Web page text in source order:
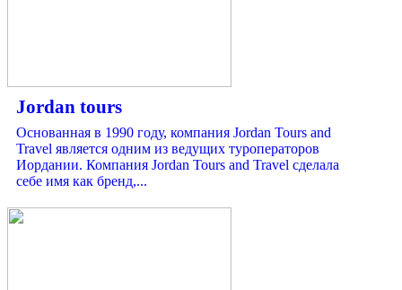
Jordan tours
Основанная в 1990 году, компания Jordan Tours and
Travel является одним из ведущих туроператоров
Иордании. Компания Jordan Tours and Travel сделала
себе имя как бренд,...